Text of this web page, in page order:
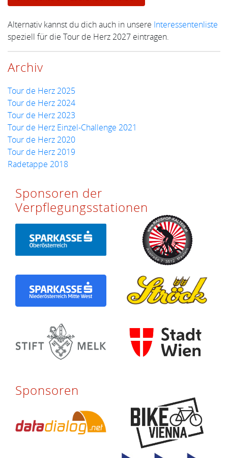
Alternativ kannst du dich auch in unsere Interessentenliste
speziell für die Tour de Herz 2027 eintragen.
Archiv
Tour de Herz 2025
Tour de Herz 2024
Tour de Herz 2023
Tour de Herz Einzel-Challenge 2021
Tour de Herz 2020
Tour de Herz 2019
Radetappe 2018
Sponsoren der
Verpflegungsstationen
Sponsoren